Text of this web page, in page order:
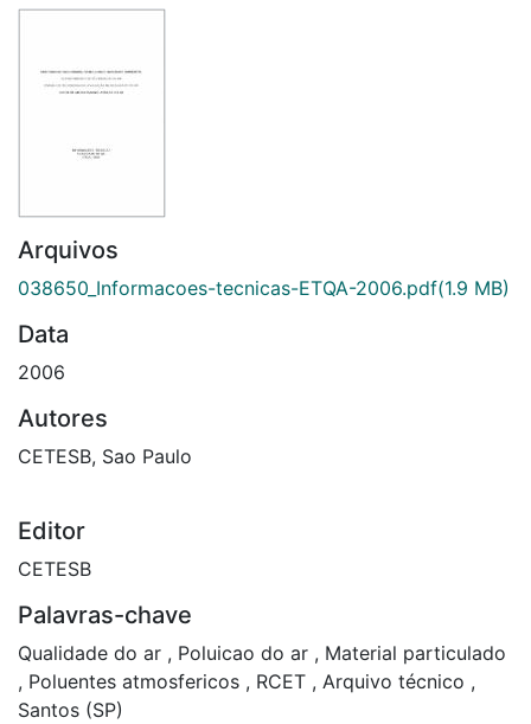
Fale Conosco
Arquivos
038650_Informacoes-tecnicas-ETQA-2006.pdf(1.9 MB)
Data
2006
Autores
CETESB, Sao Paulo
Editor
CETESB
Palavras-chave
Qualidade do ar , Poluicao do ar , Material particulado
, Poluentes atmosfericos , RCET , Arquivo técnico ,
Santos (SP)